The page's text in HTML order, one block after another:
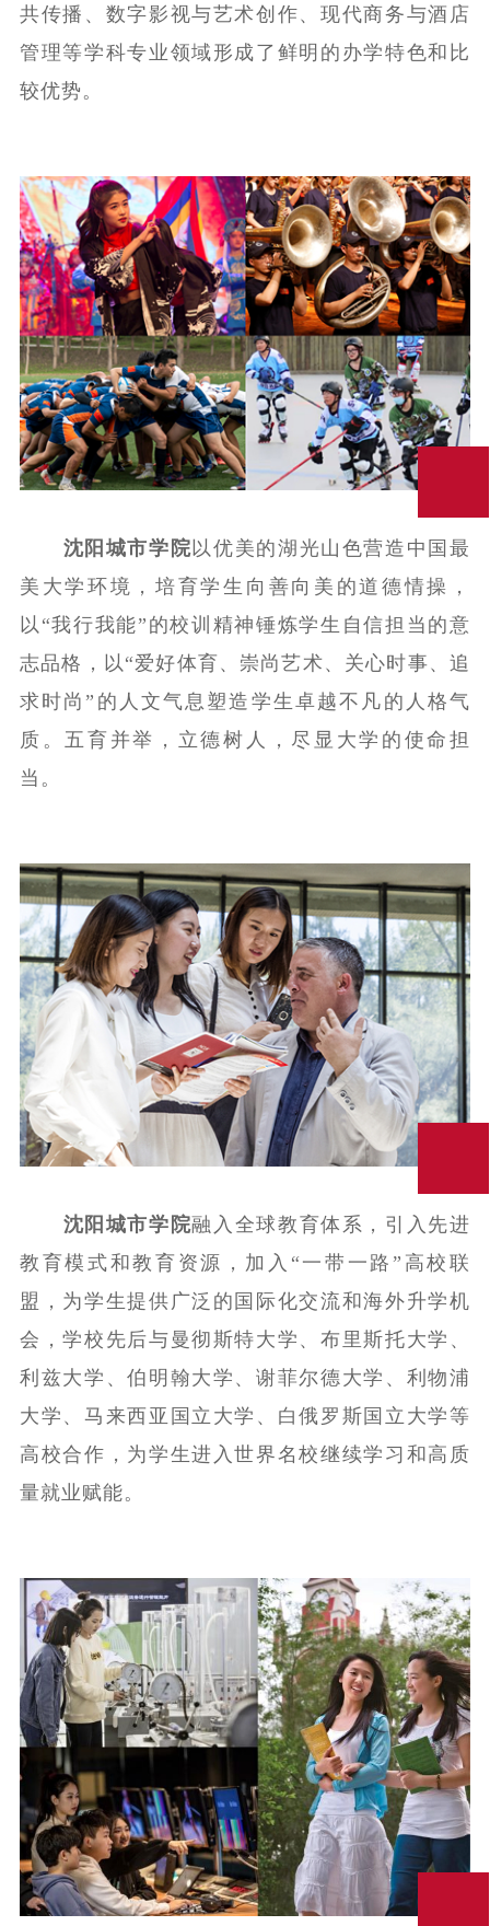
共传播、数字影视与艺术创作、现代商务与酒店
管理等学科专业领域形成了鲜明的办学特色和比
较优势。
沈阳城市学院以优美的湖光山色营造中国最
美大学环境，培育学生向善向美的道德情操，
以“我行我能”的校训精神锤炼学生自信担当的意
志品格，以“爱好体育、崇尚艺术、关心时事、追
求时尚”的人文气息塑造学生卓越不凡的人格气
质。五育并举，立德树人，尽显大学的使命担
当。
沈阳城市学院融入全球教育体系，引入先进
教育模式和教育资源，加入“一带一路”高校联
盟，为学生提供广泛的国际化交流和海外升学机
会，学校先后与曼彻斯特大学、布里斯托大学、
利兹大学、伯明翰大学、谢菲尔德大学、利物浦
大学、马来西亚国立大学、白俄罗斯国立大学等
高校合作，为学生进入世界名校继续学习和高质
量就业赋能。